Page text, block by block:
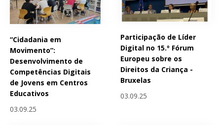
“Cidadania em
Movimento”:
Desenvolvimento de
Competências Digitais
de Jovens em Centros
Educativos
03.09.25
Participação de Líder
Digital no 15.º Fórum
Europeu sobre os
Direitos da Criança -
Bruxelas
03.09.25